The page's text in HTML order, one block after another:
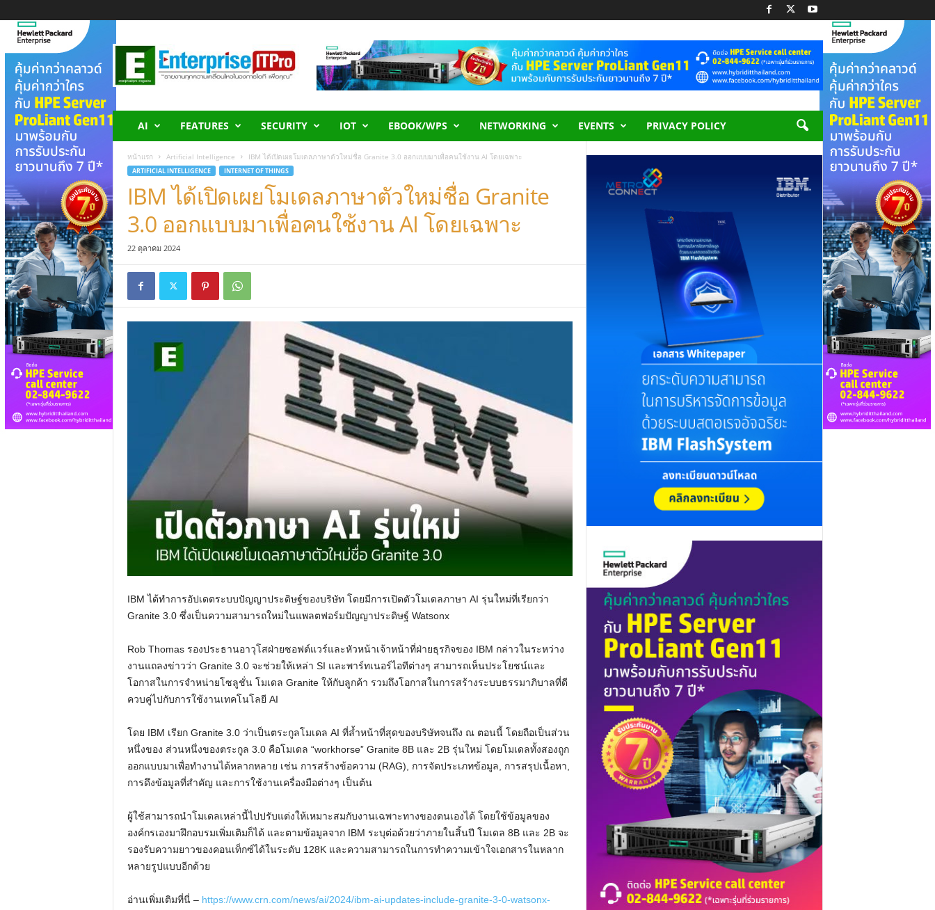
n
T
P
r
o
AI FEATURES SECURITY IOT EBOOK/WPS NETWORKING EVENTS PRIVACY POLICY
หน้าแรก Artificial Intelligence IBM ได้เปิดเผยโมเดลภาษาตัวใหม่ชื่อ Granite 3.0 ออกแบบมาเพื่อคนใช้งาน AI โดยเฉพาะ
ARTIFICIAL INTELLIGENCE INTERNET OF THINGS
IBM ได้เปิดเผยโมเดลภาษาตัวใหม่ชื่อ Granite
3.0 ออกแบบมาเพื่อคนใช้งาน AI โดยเฉพาะ
22 ตุลาคม 2024
IBM ได้ทำการอัปเดตระบบปัญญาประดิษฐ์ของบริษัท โดยมีการเปิดตัวโมเดลภาษา AI รุ่นใหม่ที่เรียกว่า
Granite 3.0 ซึ่งเป็นความสามารถใหม่ในแพลตฟอร์มปัญญาประดิษฐ์ Watsonx
Rob Thomas รองประธานอาวุโสฝ่ายซอฟต์แวร์และหัวหน้าเจ้าหน้าที่ฝ่ายธุรกิจของ IBM กล่าวในระหว่าง
งานแถลงข่าวว่า Granite 3.0 จะช่วยให้เหล่า SI และพาร์ทเนอร์ไอทีต่างๆ สามารถเห็นประโยชน์และ
โอกาสในการจำหน่ายโซลูชั่น โมเดล Granite ให้กับลูกค้า รวมถึงโอกาสในการสร้างระบบธรรมาภิบาลที่ดี
ควบคู่ไปกับการใช้งานเทคโนโลยี AI
โดย IBM เรียก Granite 3.0 ว่าเป็นตระกูลโมเดล AI ที่ล้ำหน้าที่สุดของบริษัทจนถึง ณ ตอนนี้ โดยถือเป็นส่วน
หนึ่งของ ส่วนหนึ่งของตระกูล 3.0 คือโมเดล “workhorse” Granite 8B และ 2B รุ่นใหม่ โดยโมเดลทั้งสองถูก
ออกแบบมาเพื่อทำงานได้หลากหลาย เช่น การสร้างข้อความ (RAG), การจัดประเภทข้อมูล, การสรุปเนื้อหา,
การดึงข้อมูลที่สำคัญ และการใช้งานเครื่องมือต่างๆ เป็นต้น
ผู้ใช้สามารถนำโมเดลเหล่านี้ไปปรับแต่งให้เหมาะสมกับงานเฉพาะทางของตนเองได้ โดยใช้ข้อมูลของ
องค์กรเองมาฝึกอบรมเพิ่มเติมก็ได้ และตามข้อมูลจาก IBM ระบุต่อด้วยว่าภายในสิ้นปี โมเดล 8B และ 2B จะ
รองรับความยาวของคอนเท็กซ์ได้ในระดับ 128K และความสามารถในการทำความเข้าใจเอกสารในหลาก
หลายรูปแบบอีกด้วย
อ่านเพิ่มเติมที่นี่ – https://www.crn.com/news/ai/2024/ibm-ai-updates-include-granite-3-0-watsonx-